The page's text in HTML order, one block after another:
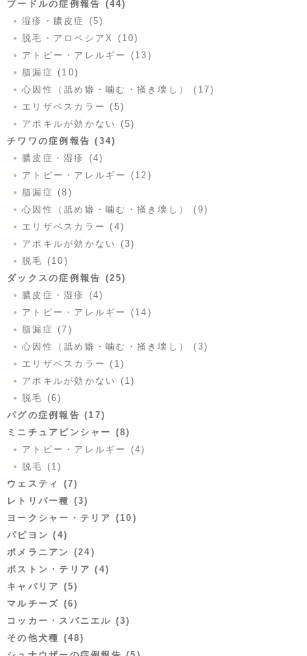
プードルの症例報告 (44)
湿疹・膿皮症 (5)
脱毛・アロペシアX (10)
アトピー・アレルギー (13)
脂漏症 (10)
心因性（舐め癖・噛む・掻き壊し） (17)
エリザベスカラー (5)
アポキルが効かない (5)
チワワの症例報告 (34)
膿皮症・湿疹 (4)
アトピー・アレルギー (12)
脂漏症 (8)
心因性（舐め癖・噛む・掻き壊し） (9)
エリザベスカラー (4)
アポキルが効かない (3)
脱毛 (10)
ダックスの症例報告 (25)
膿皮症・湿疹 (4)
アトピー・アレルギー (14)
脂漏症 (7)
心因性（舐め癖・噛む・掻き壊し） (3)
エリザベスカラー (1)
アポキルが効かない (1)
脱毛 (6)
パグの症例報告 (17)
ミニチュアピンシャー (8)
アトピー・アレルギー (4)
脱毛 (1)
ウェスティ (7)
レトリバー種 (3)
ヨークシャー・テリア (10)
パピヨン (4)
ポメラニアン (24)
ボストン・テリア (4)
キャバリア (5)
マルチーズ (6)
コッカー・スパニエル (3)
その他犬種 (48)